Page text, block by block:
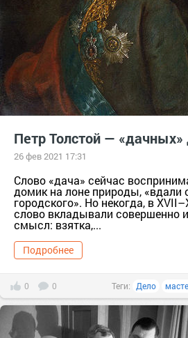
Петр Толстой —
26 фев 2021 17:31
Слово «дача» сейчас
домик на лоне природы, «вдали
городского». Но некогда, в
слово вкладывали совершенно
смысл: взятка,...
Подробнее
0 0 Теги: Дело